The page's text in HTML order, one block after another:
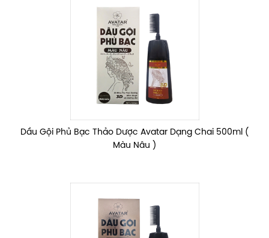
Dầu Gội Phủ Bạc Thảo Dược Avatar Dạng Chai 500ml (
Màu Nâu )